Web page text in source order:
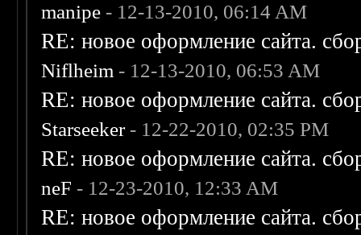
manipe - 12-13-2010, 06:14 AM
RE: новое оформление сайта.
Niflheim - 12-13-2010, 06:53 AM
RE: новое оформление сайта.
Starseeker- 12-22-2010, 02:35 PM
RE: новое оформление сайта.
neF - 12-23-2010, 12:33 AM
RE: новое оформление сайта.